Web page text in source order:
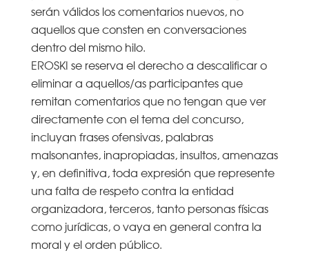
serán válidos los comentarios nuevos, no
aquellos que consten en conversaciones
dentro del mismo hilo.
EROSKI se reserva el derecho a descalificar o
eliminar a aquellos/as participantes que
remitan comentarios que no tengan que ver
directamente con el tema del concurso,
incluyan frases ofensivas, palabras
malsonantes, inapropiadas, insultos, amenazas
y, en definitiva, toda expresión que represente
una falta de respeto contra la entidad
organizadora, terceros, tanto personas físicas
como jurídicas, o vaya en general contra la
moral y el orden público.